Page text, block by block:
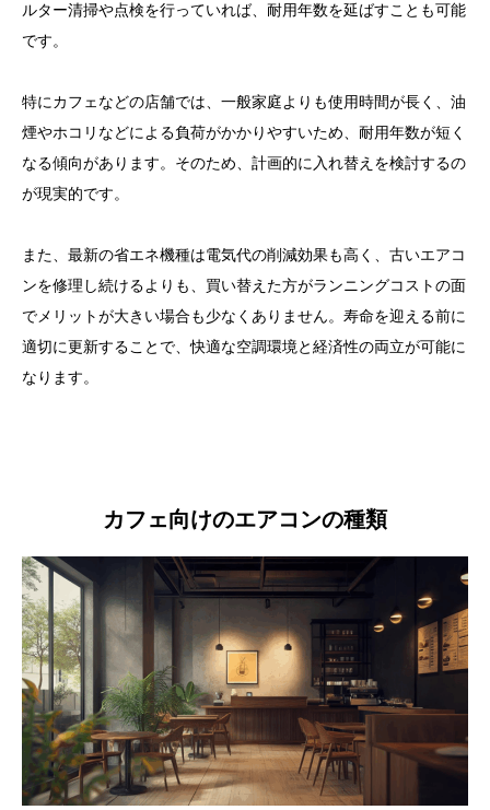
ルター清掃や点検を行っていれば、耐用年数を延ばすことも可能
です。
特にカフェなどの店舗では、一般家庭よりも使用時間が長く、油
煙やホコリなどによる負荷がかかりやすいため、耐用年数が短く
なる傾向があります。そのため、計画的に入れ替えを検討するの
が現実的です。
また、最新の省エネ機種は電気代の削減効果も高く、古いエアコ
ンを修理し続けるよりも、買い替えた方がランニングコストの面
でメリットが大きい場合も少なくありません。寿命を迎える前に
適切に更新することで、快適な空調環境と経済性の両立が可能に
なります。
カフェ向けのエアコンの種類